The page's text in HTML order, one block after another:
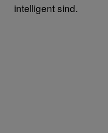
intelligent sind.